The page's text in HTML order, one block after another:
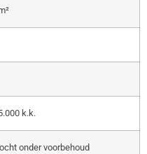
k.k.
onder voorbehoud